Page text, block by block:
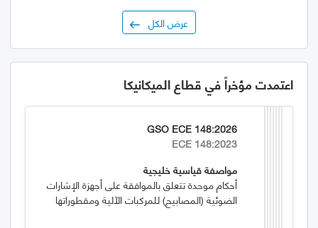
عرض الكل
اعتمدت مؤخراً في قطاع الميكانيكا
GSO ECE 148:2026
ECE 148:2023
مواصفة قياسية خليجية
أحكام موحدة تتعلق بالموافقة على أجهزة الإشارات
الضوئية (المصابيح) للمركبات الآلية ومقطوراتها